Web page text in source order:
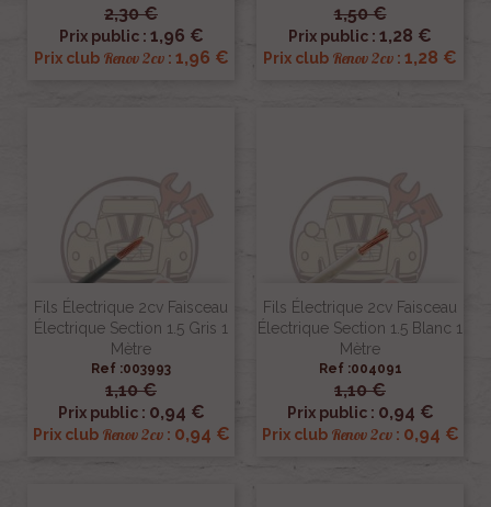
2,30 €
Prix public : 1,96 €
Prix club Renov 2cv: 1,96 €
1,50 €
Prix public : 1,28 €
Prix club Renov 2cv : 1,28 €
Fils Électrique 2cv Faisceau
Électrique Section 1.5 Gris 1
Mètre
Ref :003993
1,10 €
Prix public : 0,94 €
Prix club Renov 2cv: 0,94 €
Fils Électrique 2cv Faisceau
Électrique Section 1.5 Blanc 1
Mètre
Ref :004091
1,10 €
Prix public : 0,94 €
Prix club Renov 2cv: 0,94 €